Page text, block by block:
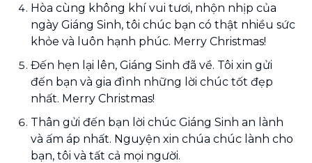
Hòa cùng không khí vui tươi, nhộn nhịp của
ngày Giáng Sinh, tôi chúc bạn có thật nhiều sức
khỏe và luôn hạnh phúc. Merry Christmas!
Đến hẹn lại lên, Giáng Sinh đã về. Tôi xin gửi
đến bạn và gia đình những lời chúc tốt đẹp
nhất. Merry Christmas!
Thân gửi đến bạn lời chúc Giáng Sinh an lành
và ấm áp nhất. Nguyện xin chúa chúc lành cho
bạn, tôi và tất cả mọi người.